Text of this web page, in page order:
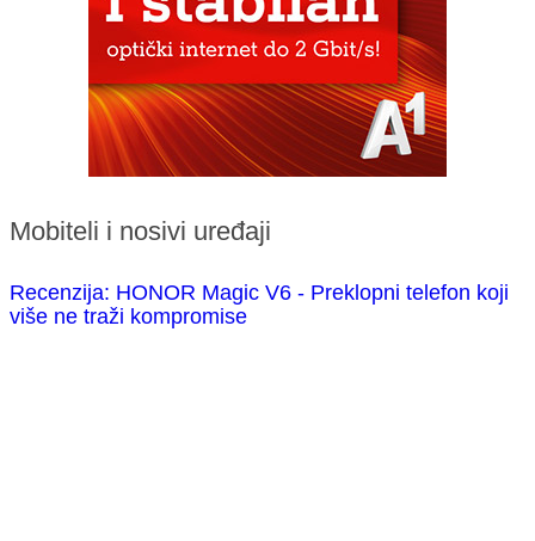
Mobiteli i nosivi uređaji
Recenzija: HONOR Magic V6 - Preklopni telefon koji
više ne traži kompromise